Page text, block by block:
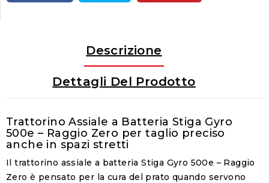
Descrizione
Dettagli Del Prodotto
Trattorino Assiale a Batteria Stiga Gyro
500e – Raggio Zero per taglio preciso
anche in spazi stretti
Il trattorino assiale a batteria Stiga Gyro 500e – Raggio
Zero è pensato per la cura del prato quando servono